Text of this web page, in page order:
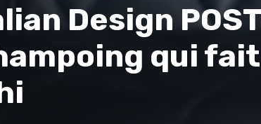
Design
qui